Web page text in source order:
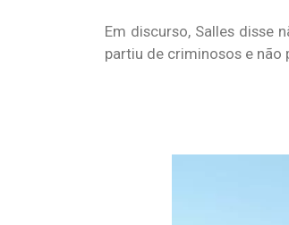
Em discurso, Salles disse
partiu de criminosos e